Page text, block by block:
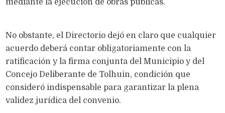
mediante la ejecución de obras públicas.
No obstante, el Directorio dejó en claro que cualquier
acuerdo deberá contar obligatoriamente con la
ratificación y la firma conjunta del Municipio y del
Concejo Deliberante de Tolhuin, condición que
consideró indispensable para garantizar la plena
validez jurídica del convenio.